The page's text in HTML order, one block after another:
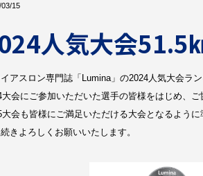
15
人気大会51.5
イアスロン専門誌「Lumina」の2024人気大会ラ
大会にご参加いただいた選手の皆様をはじめ、
大会も皆様にご満足いただける大会となるように
きよろしくお願いいたします。